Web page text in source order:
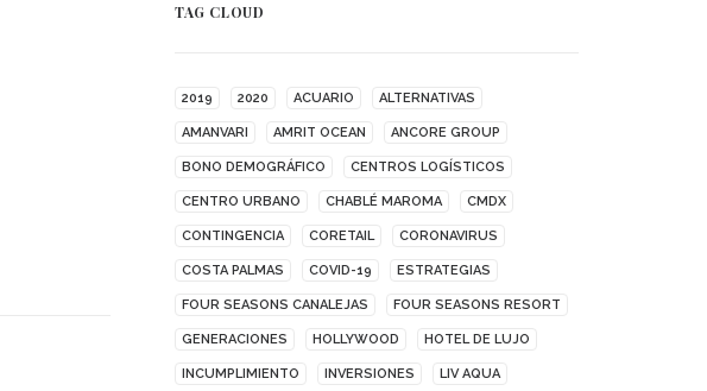
TAG CLOUD
2019 2020 ACUARIO ALTERNATIVAS
AMANVARI AMRIT OCEAN ANCORE GROUP
BONO DEMOGRÁFICO CENTROS LOGÍSTICOS
CENTRO URBANO CHABLÉ MAROMA CMDX
CONTINGENCIA CORETAIL CORONAVIRUS
COSTA PALMAS COVID-19 ESTRATEGIAS
FOUR SEASONS CANALEJAS FOUR SEASONS RESORT
GENERACIONES HOLLYWOOD HOTEL DE LUJO
INCUMPLIMIENTO INVERSIONES LIV AQUA